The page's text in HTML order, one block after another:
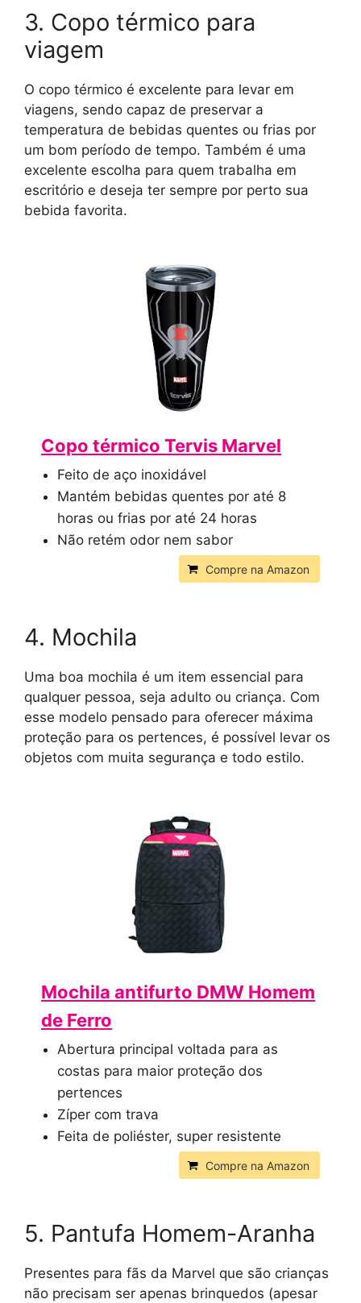
3. Copo térmico para
viagem
O copo térmico é excelente para levar em
viagens, sendo capaz de preservar a
temperatura de bebidas quentes ou frias por
um bom período de tempo. Também é uma
excelente escolha para quem trabalha em
escritório e deseja ter sempre por perto sua
bebida favorita.
Copo térmico Tervis Marvel
Feito de aço inoxidável
Mantém bebidas quentes por até 8
horas ou frias por até 24 horas
Não retém odor nem sabor
Compre na Amazon
4. Mochila
Uma boa mochila é um item essencial para
qualquer pessoa, seja adulto ou criança. Com
esse modelo pensado para oferecer máxima
proteção para os pertences, é possível levar os
objetos com muita segurança e todo estilo.
Mochila antifurto DMW Homem
de Ferro
Abertura principal voltada para as
costas para maior proteção dos
pertences
Zíper com trava
Feita de poliéster, super resistente
Compre na Amazon
5. Pantufa Homem-Aranha
Presentes para fãs da Marvel que são crianças
não precisam ser apenas brinquedos (apesar